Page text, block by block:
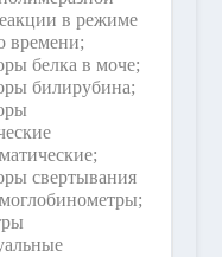
в режиме
времени;
белка в моче;
билирубина;
свертывания